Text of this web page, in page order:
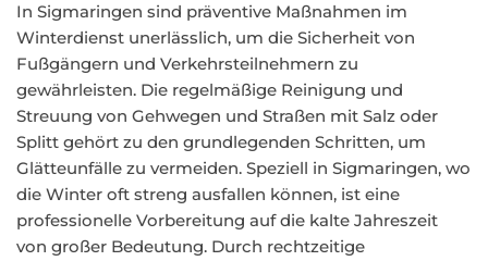
In Sigmaringen sind präventive Maßnahmen im
Winterdienst unerlässlich, um die Sicherheit von
Fußgängern und Verkehrsteilnehmern zu
gewährleisten. Die regelmäßige Reinigung und
Streuung von Gehwegen und Straßen mit Salz oder
Splitt gehört zu den grundlegenden Schritten, um
Glätteunfälle zu vermeiden. Speziell in Sigmaringen, wo
die Winter oft streng ausfallen können, ist eine
professionelle Vorbereitung auf die kalte Jahreszeit
von großer Bedeutung. Durch rechtzeitige